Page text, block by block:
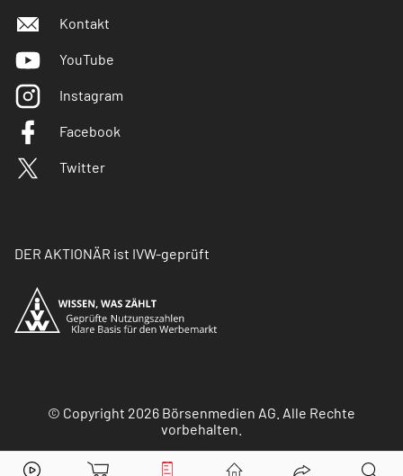
Kontakt
YouTube
Instagram
Facebook
Twitter
DER AKTIONÄR ist IVW-geprüft
© Copyright 2026 Börsenmedien AG. Alle Rechte
vorbehalten.